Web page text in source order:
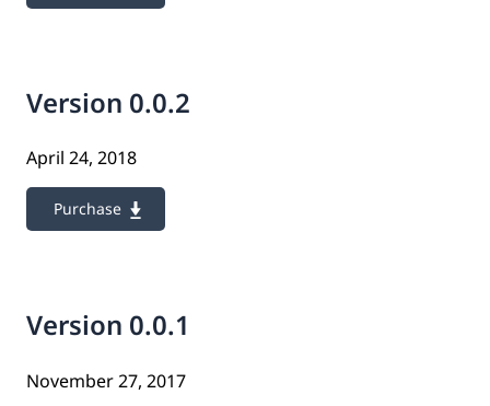
Version 0.0.2
April 24, 2018
Purchase
Version 0.0.1
November 27, 2017